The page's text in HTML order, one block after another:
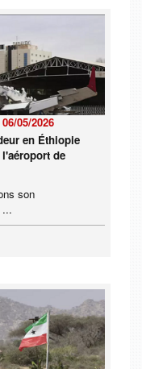
06/05/2026
en Éthiopie
de
son